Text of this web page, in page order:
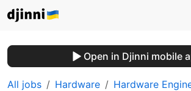
Open in Djinni mobile
All jobs Hardware Hardware